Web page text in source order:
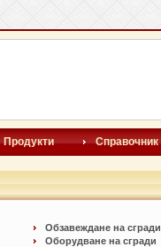
Продукти Справочник
Обзавеждане на сгради
Оборудване на сгради